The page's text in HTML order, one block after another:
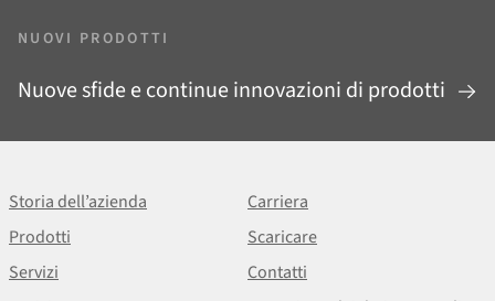
NUOVI PRODOTTI
Nuove sfide e continue innovazioni di prodotti
Storia dell’azienda
Carriera
Prodotti
Scaricare
Servizi
Contatti